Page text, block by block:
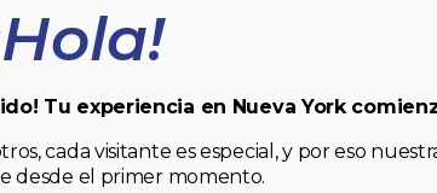
Tu experiencia en Nueva York
cada visitante es especial, y por eso
desde el primer momento.